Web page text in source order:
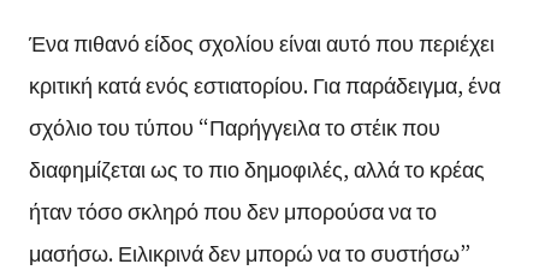
Ένα πιθανό είδος σχολίου είναι αυτό που περιέχει
κριτική κατά ενός εστιατορίου. Για παράδειγμα, ένα
σχόλιο του τύπου “Παρήγγειλα το στέικ που
διαφημίζεται ως το πιο δημοφιλές, αλλά το κρέας
ήταν τόσο σκληρό που δεν μπορούσα να το
μασήσω. Ειλικρινά δεν μπορώ να το συστήσω”